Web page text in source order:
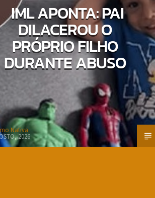
IML APONTA: PAI
DILACEROU O
PRÓPRIO FILHO
DURANTE ABUSO
Nativa
2026